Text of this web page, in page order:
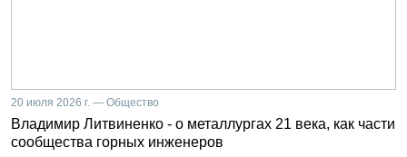
20 июля 2026 г. — Общество
Владимир Литвиненко - о металлургах 21 века, как части
сообщества горных инженеров